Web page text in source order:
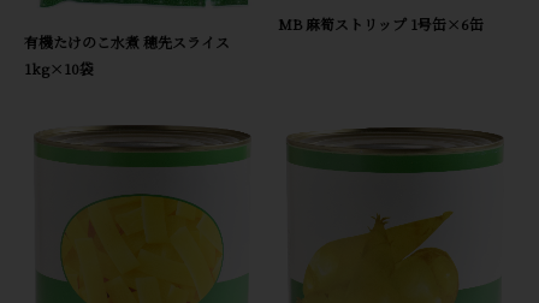
有機たけのこ水煮 穂先スライス
1kg×10袋
MB 麻筍ストリップ 1号缶×6缶